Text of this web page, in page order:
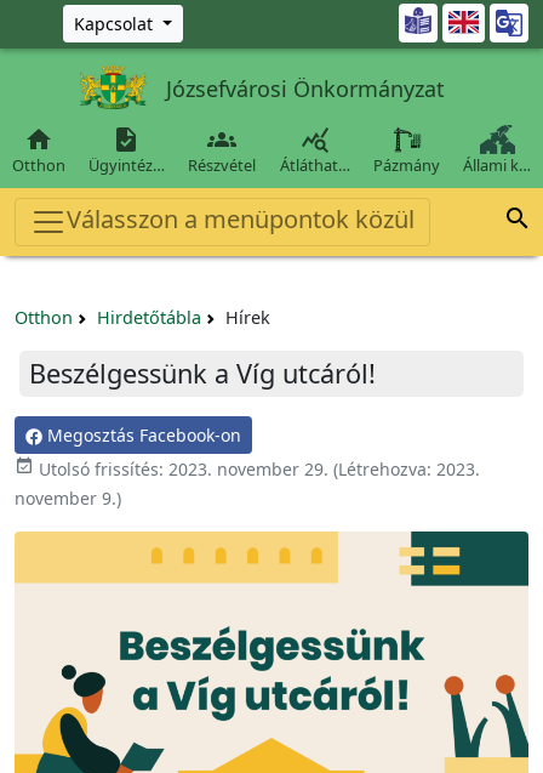
Ugrás a fő tartalomra
Kapcsolat 
Józsefvárosi Önkormányzat

Otthon

Ügyintéz…

Részvétel

Átláthat… Pázmány Állami k…
Válasszon a menüpontok közül 
Otthon Hirdetőtábla Hírek
Beszélgessünk a Víg utcáról!
Megosztás Facebook-on
 Utolsó frissítés: 2023. november 29. (Létrehozva: 2023.
november 9.)